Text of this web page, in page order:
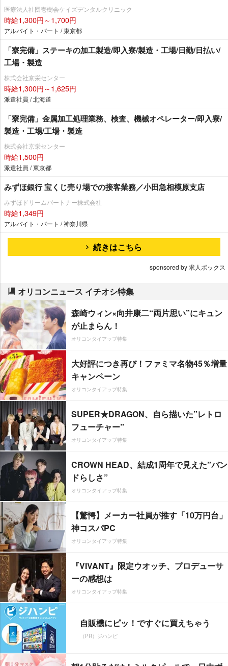
医療法人社団壱樹会ケイズデンタルクリニック
時給1,300円～1,700円
アルバイト・パート / 東京都
「寮完備」ステーキの加工製造/即入寮/製造・工場/日勤/日払い/
工場・製造
株式会社京栄センター
時給1,300円～1,625円
派遣社員 / 北海道
「寮完備」金属加工処理業務、検査、機械オペレーター/即入寮/
製造・工場/工場・製造
株式会社京栄センター
時給1,500円
派遣社員 / 東京都
みずほ銀行 宝くじ売り場での接客業務／小田急相模原支店
みずほドリームパートナー株式会社
時給1,349円
アルバイト・パート / 神奈川県
続きはこちら
sponsored by 求人ボックス
オリコンニュース イチオシ特集
森崎ウィン×向井康二“両片思い”にキュン
が止まらん！
オリコンタイアップ特集
大好評につき再び！ファミマ名物45％増量
キャンペーン
オリコンタイアップ特集
SUPER★DRAGON、自ら描いた”レトロ
フューチャー”
オリコンタイアップ特集
CROWN HEAD、結成1周年で見えた”バン
ドらしさ”
オリコンタイアップ特集
【驚愕】メーカー社員が推す「10万円台」
神コスパPC
オリコンタイアップ特集
『VIVANT』限定ウオッチ、プロデューサ
ーの感想は
オリコンタイアップ特集
自販機にピッ！ですぐに買えちゃう
（PR）ジハンピ